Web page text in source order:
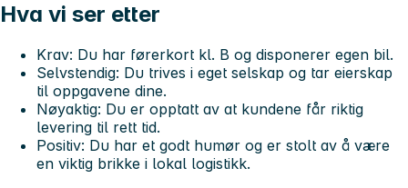
Hva vi ser etter
Krav: Du har førerkort kl. B og disponerer egen bil.
Selvstendig: Du trives i eget selskap og tar eierskap
til oppgavene dine.
Nøyaktig: Du er opptatt av at kundene får riktig
levering til rett tid.
Positiv: Du har et godt humør og er stolt av å være
en viktig brikke i lokal logistikk.